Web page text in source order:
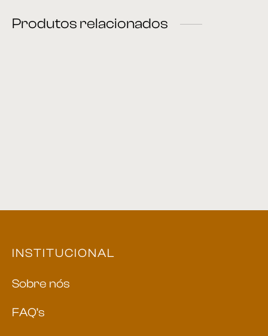
Produtos relacionados
INSTITUCIONAL
Sobre nós
FAQ’s